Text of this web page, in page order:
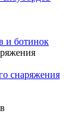
и ботинок
снаряжения